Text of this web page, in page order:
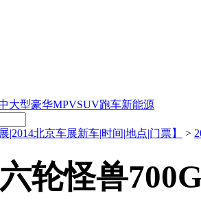
大型豪华MPVSUV跑车新能源
|2014北京车展新车|时间|地点|门票】 >
轮怪兽